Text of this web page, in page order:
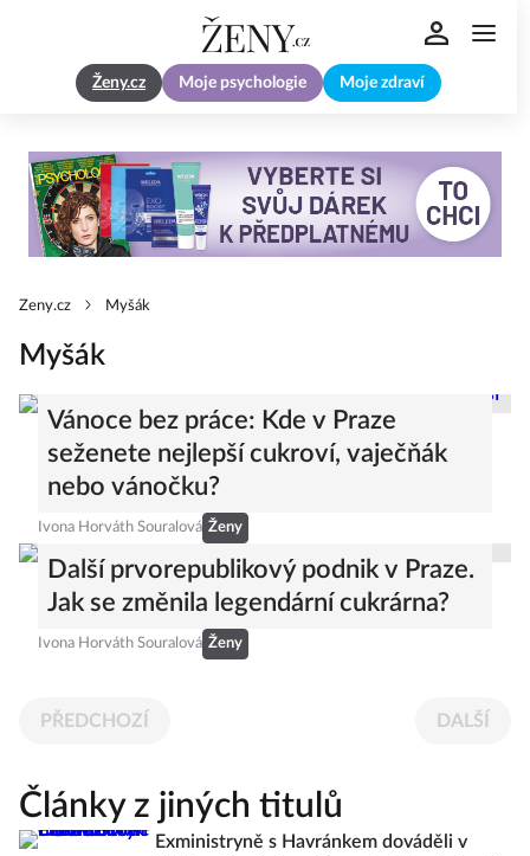
Ženy.cz Moje psychologie Moje zdraví
Zeny.cz Myšák
Myšák
Vánoce bez práce: Kde v Praze
seženete nejlepší cukroví, vaječňák
nebo vánočku?
Ivona Horváth Souralová Ženy
Další prvorepublikový podnik v Praze.
Jak se změnila legendární cukrárna?
Ivona Horváth Souralová Ženy
PŘEDCHOZÍ DALŠÍ
Články z jiných titulů
Exministryně s Havránkem dováděli v